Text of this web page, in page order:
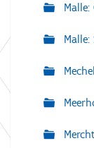
Malle:
Malle: